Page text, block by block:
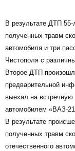
В результате ДТП 55-
полученных травм
автомобиля и три
Чистополя с
Второе ДТП
предварительной
выехал на
автомобилем «ВАЗ-
В результате
полученных травм
отечественного